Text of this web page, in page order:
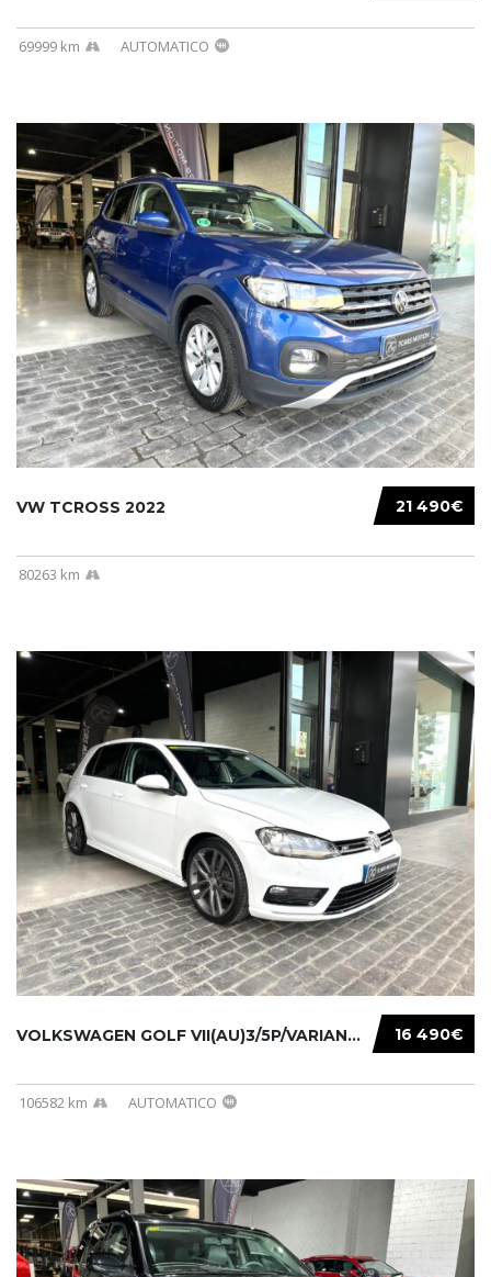
69999 km AUTOMATICO
21 490€
VW TCROSS 2022
80263 km
16 490€
VOLKSWAGEN GOLF VII(AU)3/5P/VARIANT(12-16 20...
106582 km AUTOMATICO